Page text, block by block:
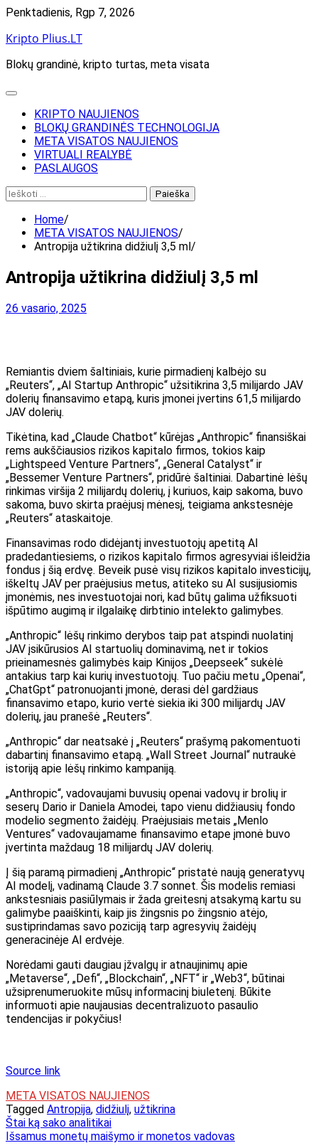
Skip
content
Penktadienis, Rgp 7, 2026
Kripto Plius.LT
Blokų grandinė, kripto turtas, meta visata
KRIPTO NAUJIENOS
BLOKŲ GRANDINĖS TECHNOLOGIJA
META VISATOS NAUJIENOS
VIRTUALI REALYBĖ
PASLAUGOS
Ieškoti:
Home
META VISATOS NAUJIENOS
Antropija užtikrina didžiulį 3,5 ml
Antropija užtikrina didžiulį 3,5 ml
26 vasario, 2025
Remiantis dviem šaltiniais, kurie pirmadienį kalbėjo su
„Reuters“, „AI Startup Anthropic“ užsitikrina 3,5 milijardo JAV
dolerių finansavimo etapą, kuris įmonei įvertins 61,5 milijardo
JAV dolerių.
Tikėtina, kad „Claude Chatbot“ kūrėjas „Anthropic“ finansiškai
rems aukščiausios rizikos kapitalo firmos, tokios kaip
„Lightspeed Venture Partners“, „General Catalyst“ ir
„Bessemer Venture Partners“, pridūrė šaltiniai. Dabartinė lėšų
rinkimas viršija 2 milijardų dolerių, į kuriuos, kaip sakoma, buvo
sakoma, buvo skirta praėjusį mėnesį, teigiama ankstesnėje
„Reuters“ ataskaitoje.
Finansavimas rodo didėjantį investuotojų apetitą AI
pradedantiesiems, o rizikos kapitalo firmos agresyviai išleidžia
fondus į šią erdvę. Beveik pusė visų rizikos kapitalo investicijų,
iškeltų JAV per praėjusius metus, atiteko su AI susijusiomis
įmonėmis, nes investuotojai nori, kad būtų galima užfiksuoti
išpūtimo augimą ir ilgalaikę dirbtinio intelekto galimybes.
„Anthropic“ lėšų rinkimo derybos taip pat atspindi nuolatinį
JAV įsikūrusios AI startuolių dominavimą, net ir tokios
prieinamesnės galimybės kaip Kinijos „Deepseek“ sukėlė
antakius tarp kai kurių investuotojų. Tuo pačiu metu „Openai“,
„ChatGpt“ patronuojanti įmonė, derasi dėl gardžiaus
finansavimo etapo, kurio vertė siekia iki 300 milijardų JAV
dolerių, jau pranešė „Reuters“.
„Anthropic“ dar neatsakė į „Reuters“ prašymą pakomentuoti
dabartinį finansavimo etapą. „Wall Street Journal“ nutraukė
istoriją apie lėšų rinkimo kampaniją.
„Anthropic“, vadovaujami buvusių openai vadovų ir brolių ir
seserų Dario ir Daniela Amodei, tapo vienu didžiausių fondo
modelio segmento žaidėjų. Praėjusiais metais „Menlo
Ventures“ vadovaujamame finansavimo etape įmonė buvo
įvertinta maždaug 18 milijardų JAV dolerių.
Į šią paramą pirmadienį „Anthropic“ pristatė naują generatyvų
AI modelį, vadinamą Claude 3.7 sonnet. Šis modelis remiasi
ankstesniais pasiūlymais ir žada greitesnį atsakymą kartu su
galimybe paaiškinti, kaip jis žingsnis po žingsnio atėjo,
sustiprindamas savo poziciją tarp agresyvių žaidėjų
generacinėje AI erdvėje.
Norėdami gauti daugiau įžvalgų ir atnaujinimų apie
„Metaverse“, „Defi“, „Blockchain“, „NFT“ ir „Web3“, būtinai
užsiprenumeruokite mūsų informacinį biuletenį. Būkite
informuoti apie naujausias decentralizuoto pasaulio
tendencijas ir pokyčius!
Source link
META VISATOS NAUJIENOS
Tagged Antropija, didžiulį, užtikrina
Navigacija
Štai ką sako analitikai
Išsamus monetų maišymo ir monetos vadovas